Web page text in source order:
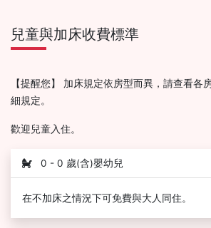
兒童與加床收費標準
【提醒您】 加床規定依房型而異，請查看各
細規定。
歡迎兒童入住。
0 - 0 歲(含)嬰幼兒
在不加床之情況下可免費與大人同住。